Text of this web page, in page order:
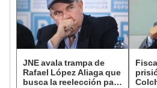
JNE avala trampa de
Rafael López Aliaga que
busca la reelección para